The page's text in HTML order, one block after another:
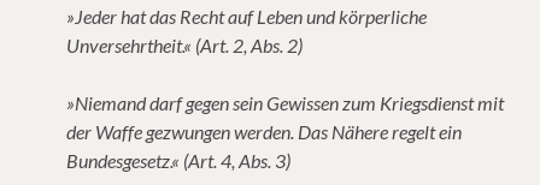
»Jeder hat das Recht auf Leben und körperliche
Unversehrtheit.« (Art. 2, Abs. 2)
»Niemand darf gegen sein Gewissen zum Kriegsdienst mit
der Waffe gezwungen werden. Das Nähere regelt ein
Bundesgesetz.« (Art. 4, Abs. 3)